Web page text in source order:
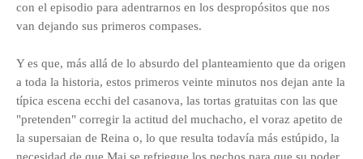
con el episodio para adentrarnos en los despropósitos que nos
van dejando sus primeros compases.
Y es que, más allá de lo absurdo del planteamiento que da origen
a toda la historia, estos primeros veinte minutos nos dejan ante la
típica escena ecchi del casanova, las tortas gratuitas con las que
"pretenden" corregir la actitud del muchacho, el voraz apetito de
la supersaian de Reina o, lo que resulta todavía más estúpido, la